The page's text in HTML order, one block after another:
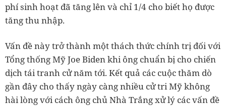
phí sinh hoạt đã tăng lên và chỉ 1/4 cho biết họ được
tăng thu nhập.
Vấn đề này trở thành một thách thức chính trị đối với
Tổng thống Mỹ Joe Biden khi ông chuẩn bị cho chiến
dịch tái tranh cử năm tới. Kết quả các cuộc thăm dò
gần đây cho thấy ngày càng nhiều cử tri Mỹ không
hài lòng với cách ông chủ Nhà Trắng xử lý các vấn đề